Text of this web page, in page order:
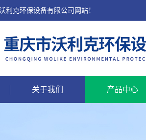
利克环保设备有限公司网站！
关于我们 产品中心